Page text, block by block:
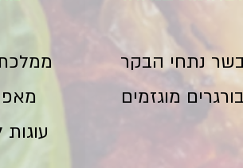
נתחי הבקר
בורגרים מוגזמים